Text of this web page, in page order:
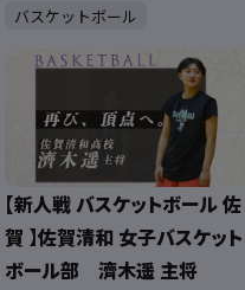
バスケットボール
【新人戦 バスケットボール 佐
賀 】佐賀清和 女子バスケット
ボール部 濟木遥 主将